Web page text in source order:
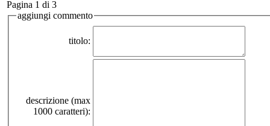
Pagina 1 di 3
aggiungi commento
titolo:
descrizione (max
1000 caratteri):